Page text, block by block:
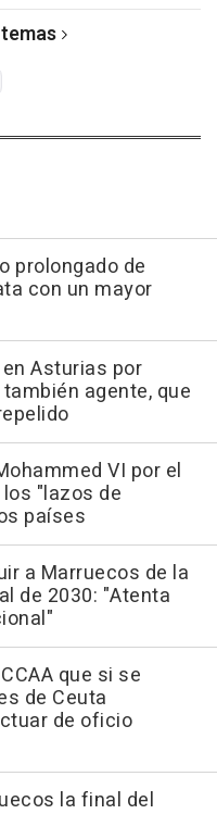
prolongado de
con un mayor
Asturias por
agente, que
VI por el
"lazos de
países
a Marruecos de la
de 2030: "Atenta
que si se
de Ceuta
de oficio
la final del